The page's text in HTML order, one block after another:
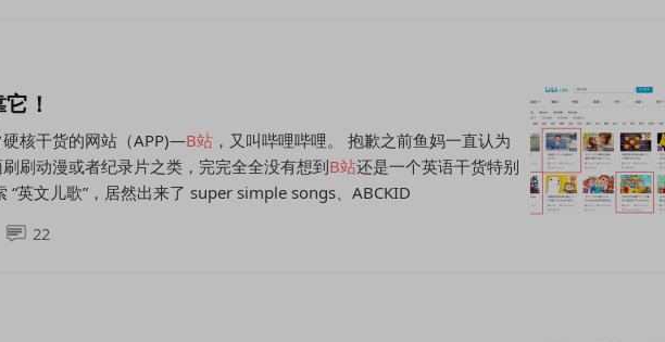
！
核干货的网站（APP)—B站 ，又叫哔哩哔哩。 抱歉之前鱼妈一直认为
刷动漫或者纪录片之类，完完全全没有想到B站还是一个英语干货特别
“英文儿歌”，居然出来了 super simple songs、ABCKID
22